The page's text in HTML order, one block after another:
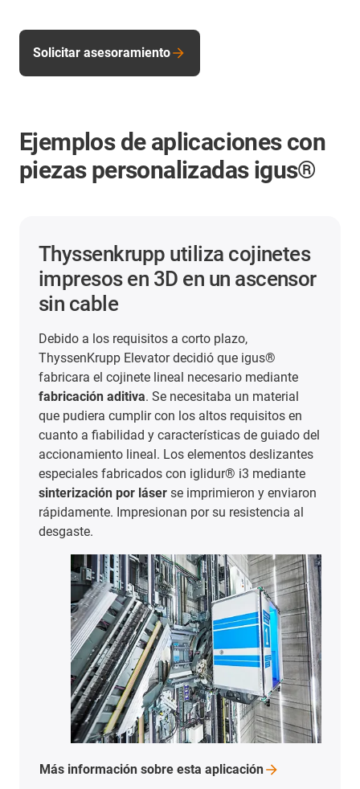
Solicitar asesoramiento
Ejemplos de aplicaciones con
piezas personalizadas igus®
Thyssenkrupp utiliza cojinetes
impresos en 3D en un ascensor
sin cable
Debido a los requisitos a corto plazo,
ThyssenKrupp Elevator decidió que igus®
fabricara el cojinete lineal necesario mediante
fabricación aditiva. Se necesitaba un material
que pudiera cumplir con los altos requisitos en
cuanto a fiabilidad y características de guiado del
accionamiento lineal. Los elementos deslizantes
especiales fabricados con iglidur® i3 mediante
sinterización por láser se imprimieron y enviaron
rápidamente. Impresionan por su resistencia al
desgaste.
Más información sobre esta aplicación